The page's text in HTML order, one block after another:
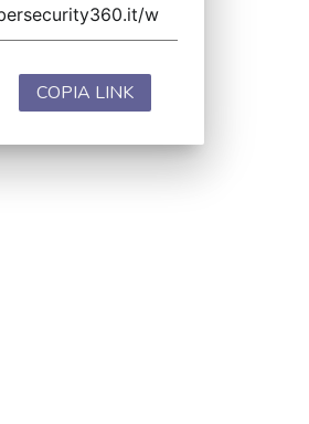
COPIA LINK